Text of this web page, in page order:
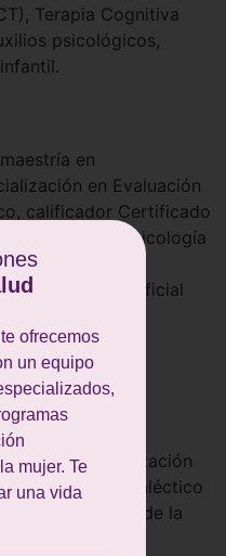
Terapia Cognitiva
psicológicos,
en
en Evaluación
calificador Certificado
en neuropsicología
públicas,
inteligencia artificial
clínica en
maestría en
especialización
Terapia Dialéctico
salud mental de la
ofrecemos
un equipo
mujer. Te
una vida